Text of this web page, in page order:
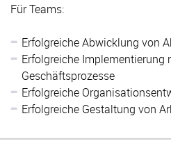
Für Teams:
Erfolgreiche Abwicklung von
Erfolgreiche Implementierung
Geschäftsprozesse
Erfolgreiche
Erfolgreiche Gestaltung von